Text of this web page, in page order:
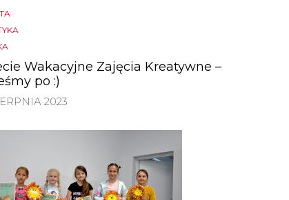
Wakacyjne Zajęcia Kreatywne –
po :)
2023